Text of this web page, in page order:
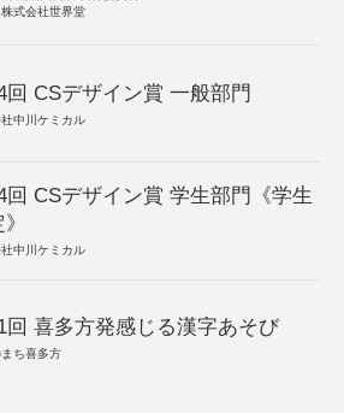
式会社世界堂
回 CSデザイン賞 一般部門
中川ケミカル
回 CSデザイン賞 学生部門《学生
中川ケミカル
回 喜多方発感じる漢字あそび
ち喜多方